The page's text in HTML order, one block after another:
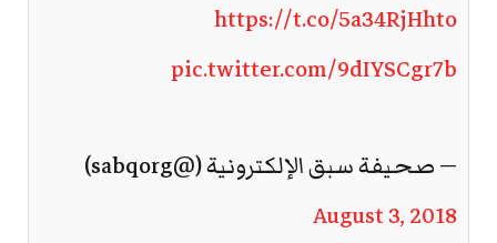
https://t.co/5a34RjHhto
pic.twitter.com/9dIYSCgr7b
— صحيفة سبق الإلكترونية (@sabqorg)
August 3, 2018